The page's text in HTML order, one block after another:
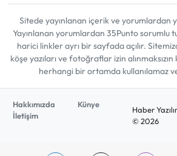
Sitede yayınlanan içerik ve yorumlardan
Yayınlanan yorumlardan 35Punto sorumlu
harici linkler ayrı bir sayfada açılır.
köşe yazıları ve fotoğraflar izin
herhangi bir ortamda kullanılamaz
Hakkımızda
Künye
İletişim
Haber
© 2026